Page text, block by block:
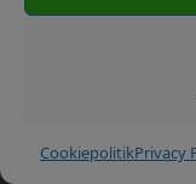
CookiepolitikPrivacy
chauffør i en
end his en